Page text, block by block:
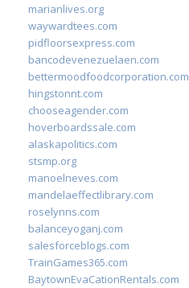
marianlives.org
waywardtees.com
pidfloorsexpress.com
bancodevenezuelaen.com
bettermoodfoodcorporation.com
hingstonnt.com
chooseagender.com
hoverboardssale.com
alaskapolitics.com
stsmp.org
manoelneves.com
mandelaeffectlibrary.com
roselynns.com
balanceyoganj.com
salesforceblogs.com
TrainGames365.com
BaytownEvaCationRentals.com